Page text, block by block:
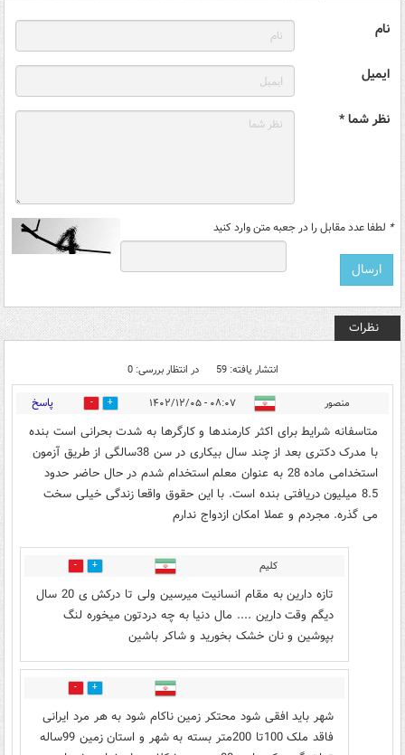
نام
ایمیل
نظر شما *
* لطفا عدد مقابل را در جعبه متن وارد کنید
نظرات
انتشار یافته: 59 در انتظار بررسی: 0
منصور ۰۸:۰۷ - ۱۴۰۲/۱۲/۰۵ 48 پاسخ
متاسفانه شرایط برای اکثر کارمندها و کارگرها به شدت بحرانی است بنده
با مدرک دکتری بعد از چند سال بیکاری در سن 38سالگی از طریق آزمون
استخدامی ماده 28 به عنوان معلم استخدام شدم در حال حاضر حدود
8.5 میلیون دریافتی بنده است. با این حقوق واقعا زندگی خیلی سخت
می گذره. مجردم و عملا امکان ازدواج ندارم
کلیم 39
تازه دارین به مقام انسانیت میرسین ولی تا درکش ی 20 سال
دیگم وقت دارین .... مال دنیا به چه دردتون میخوره لنگ
بپوشین و نان خشک بخورید و شاکر باشین
13
شهر باید افقی شود محتکر زمین ناکام شود به هر مرد ایرانی
فاقد ملک 100تا 200متر بسته به شهر و استان زمین 99ساله